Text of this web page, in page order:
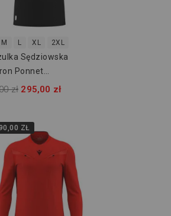
M L XL 2XL
Sędziowska
Ponnet
zł 295,00 zł
ZŁ